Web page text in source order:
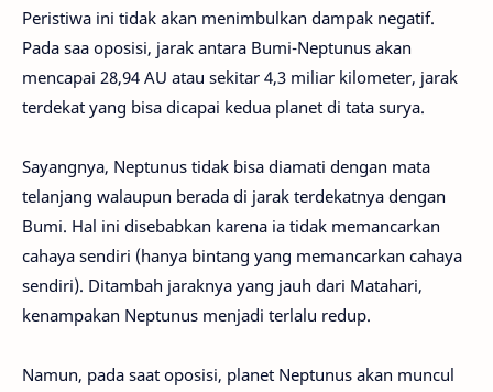
Peristiwa ini tidak akan menimbulkan dampak negatif.
Pada saa oposisi, jarak antara Bumi-Neptunus akan
mencapai 28,94 AU atau sekitar 4,3 miliar kilometer, jarak
terdekat yang bisa dicapai kedua planet di tata surya.
Sayangnya, Neptunus tidak bisa diamati dengan mata
telanjang walaupun berada di jarak terdekatnya dengan
Bumi. Hal ini disebabkan karena ia tidak memancarkan
cahaya sendiri (hanya bintang yang memancarkan cahaya
sendiri). Ditambah jaraknya yang jauh dari Matahari,
kenampakan Neptunus menjadi terlalu redup.
Namun, pada saat oposisi, planet Neptunus akan muncul